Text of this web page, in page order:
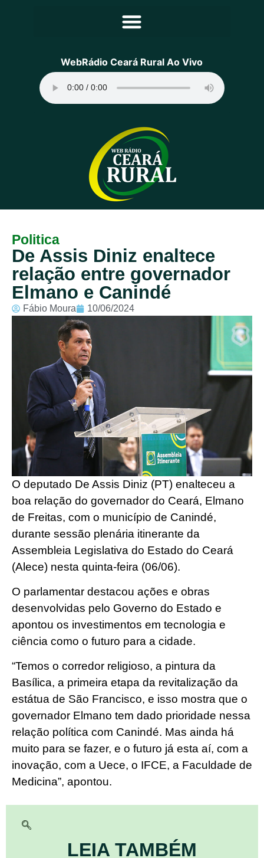
Principal
Programação
Equipe
Contato
Sobre
WebRádio Ceará Rural Ao Vivo
Politica
De Assis Diniz enaltece
relação entre governador
Elmano e Canindé
Fábio Moura 10/06/2024
O deputado De Assis Diniz (PT) enalteceu a
boa relação do governador do Ceará, Elmano
de Freitas, com o município de Canindé,
durante sessão plenária itinerante da
Assembleia Legislativa do Estado do Ceará
(Alece) nesta quinta-feira (06/06).
O parlamentar destacou ações e obras
desenvolvidas pelo Governo do Estado e
apontou os investimentos em tecnologia e
ciência como o futuro para a cidade.
“Temos o corredor religioso, a pintura da
Basílica, a primeira etapa da revitalização da
estátua de São Francisco, e isso mostra que o
governador Elmano tem dado prioridade nessa
relação política com Canindé. Mas ainda há
muito para se fazer, e o futuro já esta aí, com a
inovação, com a Uece, o IFCE, a Faculdade de
Medicina”, apontou.
LEIA TAMBÉM